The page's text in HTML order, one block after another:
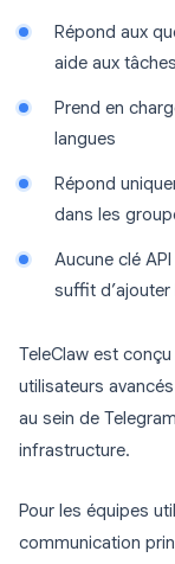
Répond aux
aide aux
Prend en
langues
Répond
dans les
Aucune clé
suffit
TeleClaw est
utilisateurs
au sein de
infrastructure.
Pour les équipes
communication